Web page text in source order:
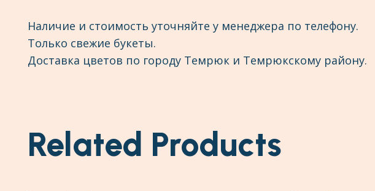
Наличие и стоимость уточняйте у менеджера по телефону.
Только свежие букеты.
Доставка цветов по городу Темрюк и Темрюкскому району.
Related Products